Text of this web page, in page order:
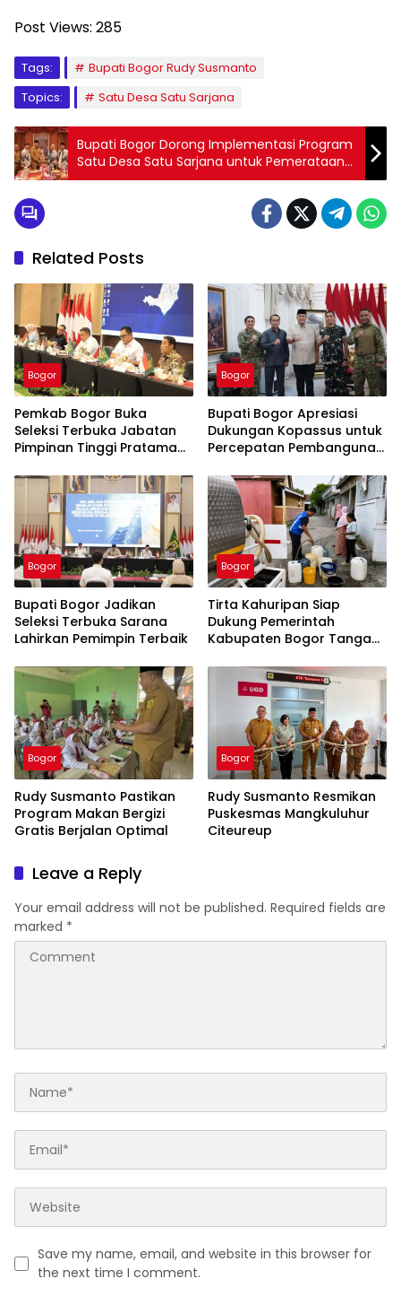
Post Views: 285
Tags:
Bupati Bogor Rudy Susmanto
Topics:
Satu Desa Satu Sarjana
Bupati Bogor Dorong Implementasi Program
Satu Desa Satu Sarjana untuk Pemerataan
Pendidikan
Related Posts
Bogor
Pemkab Bogor Buka
Seleksi Terbuka Jabatan
Pimpinan Tinggi Pratama
Bogor
Bupati Bogor Apresiasi
Dukungan Kopassus untuk
Percepatan Pembangunan
Bogor
Bupati Bogor Jadikan
Seleksi Terbuka Sarana
Lahirkan Pemimpin Terbaik
Bogor
Tirta Kahuripan Siap
Dukung Pemerintah
Kabupaten Bogor Tangani
Bogor
Rudy Susmanto Pastikan
Program Makan Bergizi
Gratis Berjalan Optimal
Bogor
Rudy Susmanto Resmikan
Puskesmas Mangkuluhur
Citeureup
Leave a Reply
Your email address will not be published. Required fields are
marked *
Save my name, email, and website in this browser for
the next time I comment.